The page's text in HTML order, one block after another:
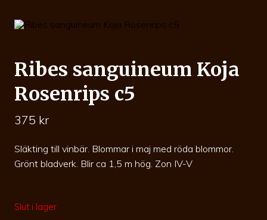
Ribes sanguineum Koja
Rosenrips c5
375 kr
Släkting till vinbär. Blommar i maj med röda blommor.
Grönt bladverk. Blir ca 1,5 m hög. Zon IV-V
Slut i lager